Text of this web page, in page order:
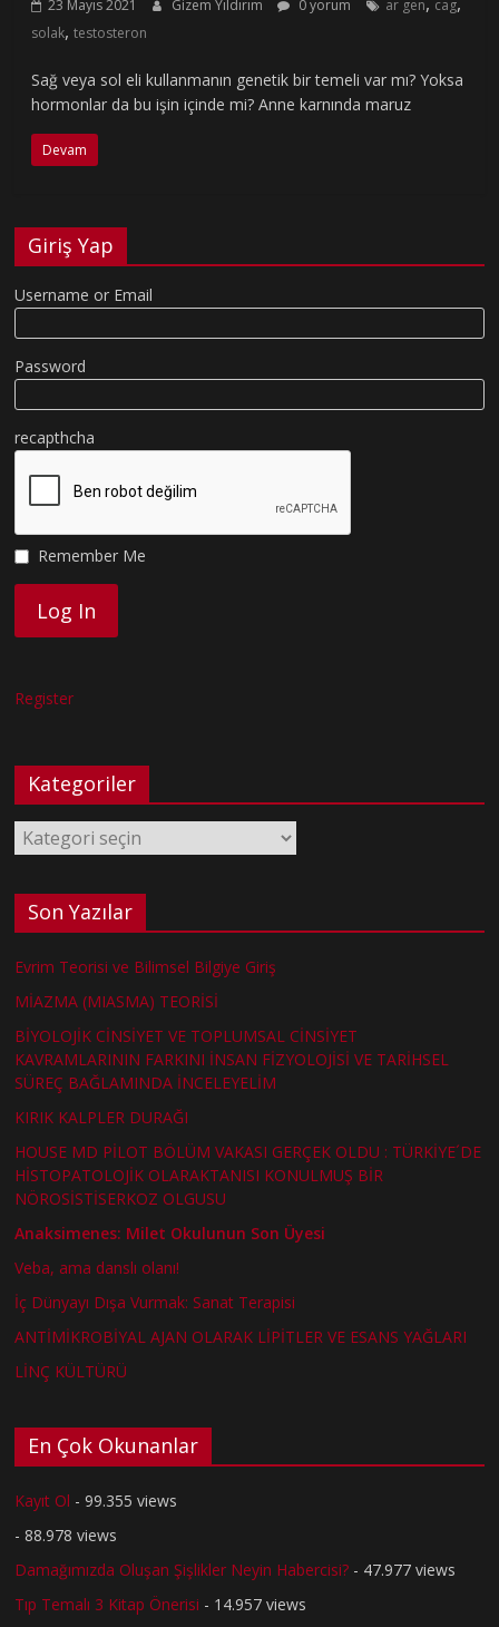
23 Mayıs 2021 Gizem Yıldırım 0 yorum ar gen cag
solak,testosteron
Sağ veya sol eli kullanmanın genetik bir temeli var mı? Yoksa
hormonlar da bu işin içinde mi? Anne karnında maruz
Devam
Giriş Yap
Username or Email
Password
recapthcha
Remember Me
Register
Kategoriler
Kategoriler
Son Yazılar
Evrim Teorisi ve Bilimsel Bilgiye Giriş
MİAZMA (MIASMA) TEORİSİ
BİYOLOJİK CİNSİYET VE TOPLUMSAL CİNSİYET
KAVRAMLARININ FARKINI İNSAN FİZYOLOJİSİ VE TARİHSEL
SÜREÇ BAĞLAMINDA İNCELEYELİM
KIRIK KALPLER DURAĞI
HOUSE MD PİLOT BÖLÜM VAKASI GERÇEK OLDU : TÜRKİYE´DE
HİSTOPATOLOJİK OLARAKTANISI KONULMUŞ BİR
NÖROSİSTİSERKOZ OLGUSU
Anaksimenes: Milet Okulunun Son Üyesi
Veba, ama danslı olanı!
İç Dünyayı Dışa Vurmak: Sanat Terapisi
ANTİMİKROBİYAL AJAN OLARAK LİPİTLER VE ESANS YAĞLARI
LİNÇ KÜLTÜRÜ
En Çok Okunanlar
Kayıt Ol - 99.355 views
- 88.978 views
Damağımızda Oluşan Şişlikler Neyin Habercisi? - 47.977 views
Tıp Temalı 3 Kitap Önerisi - 14.957 views